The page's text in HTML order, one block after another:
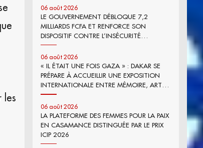
les
06 août 2026
LE GOUVERNEMENT DÉBLOQUE 7,2
MILLIARDS FCFA ET RENFORCE SON
DISPOSITIF CONTRE L’INSÉCURITÉ
ALIMENTAIRE
06 août 2026
« IL ÉTAIT UNE FOIS GAZA » : DAKAR SE
PRÉPARE À ACCUEILLIR UNE EXPOSITION
INTERNATIONALE ENTRE MÉMOIRE, ART
ET PLAIDOYER
06 août 2026
LA PLATEFORME DES FEMMES POUR LA PAIX
EN CASAMANCE DISTINGUÉE PAR LE PRIX
ICIP 2026